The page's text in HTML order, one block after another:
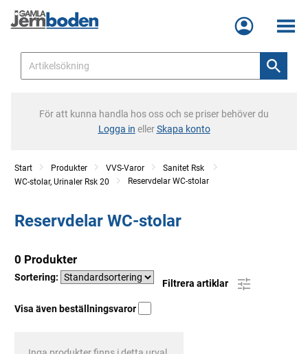
Meny
För att kunna handla hos oss och se priser behöver du
Logga in ellerSkapa konto
Start Produkter VVS-Varor
Sanitet Rsk
WC-stolar, Urinaler Rsk 20
Reservdelar WC-stolar
Reservdelar WC-stolar
0 Produkter
Sortering:
Filtrera artiklar
Visa även beställningsvaror